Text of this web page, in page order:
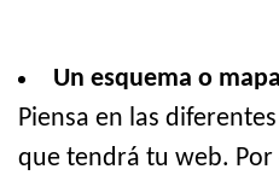
Un esquema o
Piensa en las
que tendrá tu web.